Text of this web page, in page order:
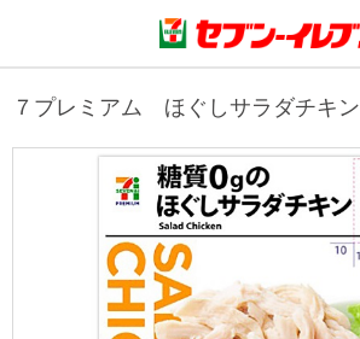
商品のご案内
商品のご案内トップ
今週の新商品
来週の新商品
セール・キャンペーン
サービストップ
７プレミアム ほぐしサラダチキン